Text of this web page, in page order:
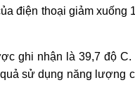
điện thoại giảm
ghi nhận là 39,7 độ
sử dụng năng lượng